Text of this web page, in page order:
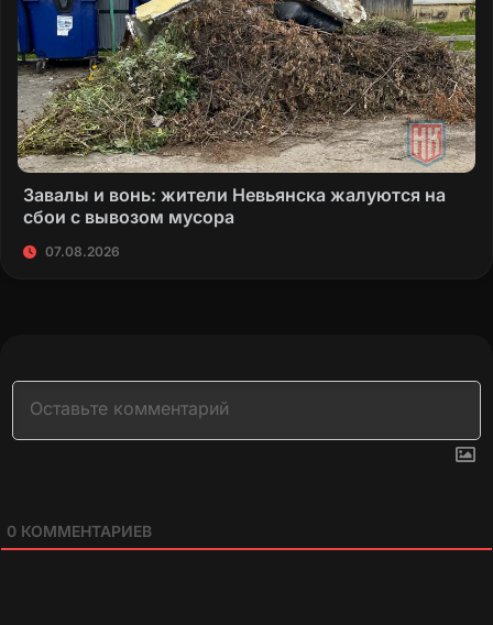
Завалы и вонь: жители Невьянска жалуются на
сбои с вывозом мусора
07.08.2026
0 КОММЕНТАРИЕВ